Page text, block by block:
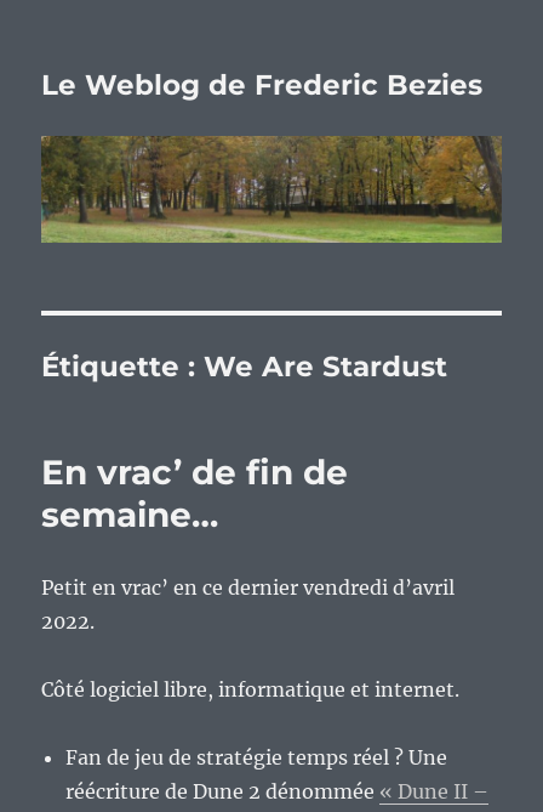
Le Weblog de Frederic Bezies
Étiquette :We Are Stardust
En vrac’ de fin de
semaine…
Petit en vrac’ en ce dernier vendredi d’avril
2022.
Côté logiciel libre, informatique et internet.
Fan de jeu de stratégie temps réel ? Une
réécriture de Dune 2 dénommée « Dune II –